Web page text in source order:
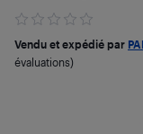
Vendu et expédié par
évaluations)